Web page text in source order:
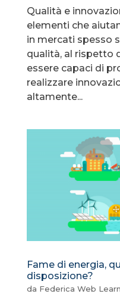
Qualità e
elementi che
in mercati spesso
qualità, al rispetto
essere capaci di
realizzare
altamente...
Fame di energia,
disposizione?
da Federica Web